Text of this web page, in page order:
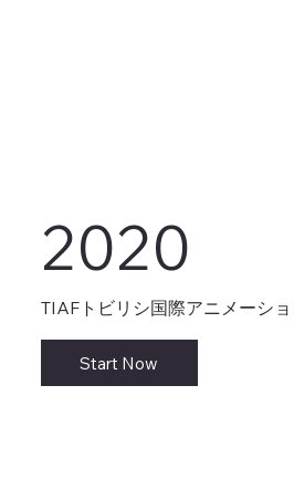
2020
TIAFトビリシ国際アニメーシ
Start Now